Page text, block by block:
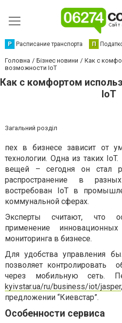
Р Расписание транспорта П
Головна Бізнес новини
Как с
возможности IoT
Как с комфортом
IoT
Загальний розділ
пех в бизнесе зависит от
технологии. Одна из таких
вещей – сегодня он стал
распространение в
востребован IoT в
коммунальной сферах.
Эксперты считают, что
применение
мониторинга в бизнесе.
Для удобства управления
позволяет контролировать
через мобильную сеть.
kyivstar.ua/ru/business/iot/jasper
предложении “Киевстар”.
Особенности сервиса